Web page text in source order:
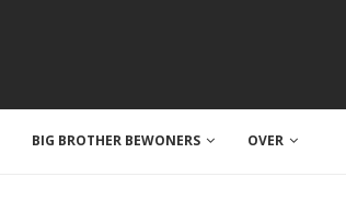
BIG BROTHER BEWONERS OVER